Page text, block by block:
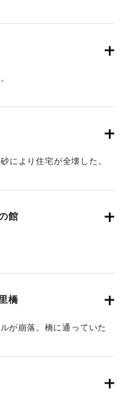
により住宅が全壊した。
館
橋
が崩落。橋に通っていた